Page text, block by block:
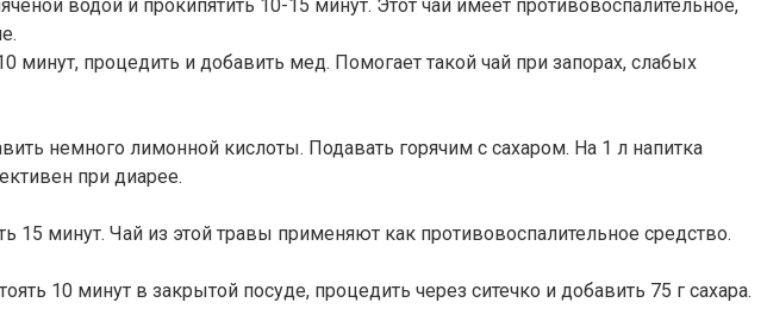
водой и прокипятить 10-15 минут. Этот чай имеет противовоспалительное,
процедить и добавить мед. Помогает такой чай при запорах, слабых
немного лимонной кислоты. Подавать горячим с сахаром. На 1 л напитка
при диарее.
минут. Чай из этой травы применяют как противовоспалительное средство.
10 минут в закрытой посуде, процедить через ситечко и добавить 75 г сахара.